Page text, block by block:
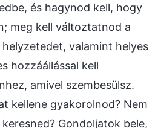
és hagynod kell, hogy
meg kell változtatnod a
valamint helyes
hozzáállással kell
amivel szembesülsz.
kellene gyakorolnod? Nem
Gondoljatok bele,